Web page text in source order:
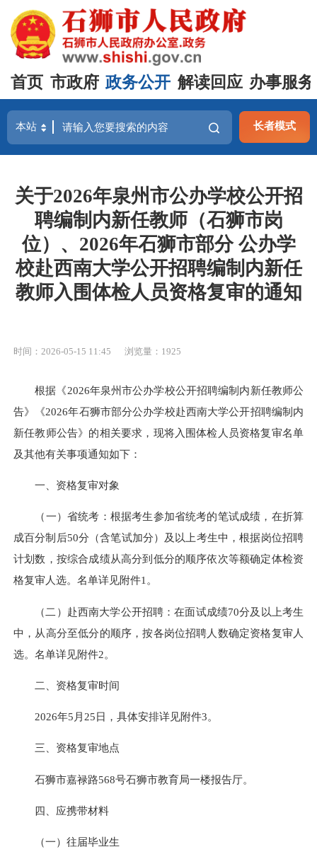
首页 市政府 政务公开 解读回应 办事服务
长者模式
关于2026年泉州市公办学校公开招
聘编制内新任教师（石狮市岗
位）、2026年石狮市部分 公办学
校赴西南大学公开招聘编制内新任
教师入围体检人员资格复审的通知
时间：2026-05-15 11:45 浏览量： 1925
根据《2026年泉州市公办学校公开招聘编制内新任教师公
告》《2026年石狮市部分公办学校赴西南大学公开招聘编制内
新任教师公告》的相关要求，现将入围体检人员资格复审名单
及其他有关事项通知如下：
一、资格复审对象
（一）省统考：根据考生参加省统考的笔试成绩，在折算
成百分制后50分（含笔试加分）及以上考生中，根据岗位招聘
计划数，按综合成绩从高分到低分的顺序依次等额确定体检资
格复审人选。名单详见附件1。
（二）赴西南大学公开招聘：在面试成绩70分及以上考生
中，从高分至低分的顺序，按各岗位招聘人数确定资格复审人
选。名单详见附件2。
二、资格复审时间
2026年5月25日，具体安排详见附件3。
三、资格复审地点
石狮市嘉禄路568号石狮市教育局一楼报告厅。
四、应携带材料
（一）往届毕业生